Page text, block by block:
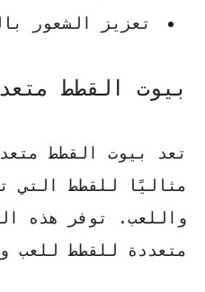
تعزيز الشعور
بيوت القطط
تعد بيوت القطط
مثاليًا للقطط التي
واللعب. توفر هذه
متعددة للقطط للعب